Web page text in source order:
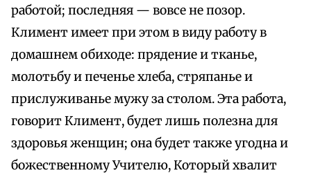
работой; последняя — вовсе не позор.
Климент имеет при этом в виду работу в
домашнем обиходе: прядение и тканье,
молотьбу и печенье хлеба, стряпанье и
прислуживанье мужу за столом. Эта работа,
говорит Климент, будет лишь полезна для
здоровья женщин; она будет также угодна и
божественному Учителю, Который хвалит